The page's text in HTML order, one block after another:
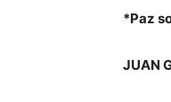
*Paz
JUAN